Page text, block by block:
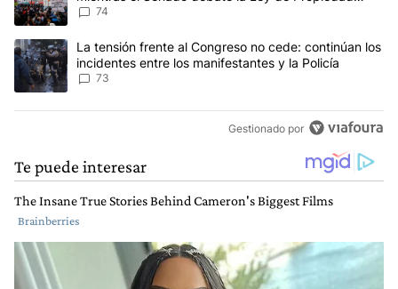
Privada
74
Un artículo de tendencia con el título "La tensión frente al
La tensión frente al Congreso no cede: continúan los
incidentes entre los manifestantes y la Policía
73
Gestionado por